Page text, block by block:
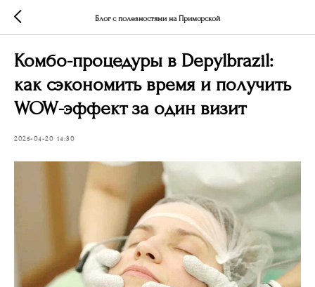
Блог с полезностями на Приморской
Комбо-процедуры в Depylbrazil:
как сэкономить время и получить
WOW-эффект за один визит
2025-04-20 14:30